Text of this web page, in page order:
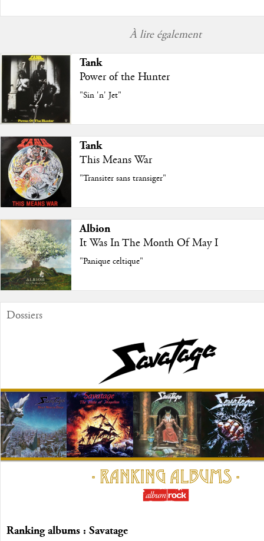
À lire également
Tank
Power of the Hunter
"Sin 'n' Jet"
Tank
This Means War
"Transiter sans transiger"
Albion
It Was In The Month Of May I
"Panique celtique"
Dossiers
Ranking albums : Savatage